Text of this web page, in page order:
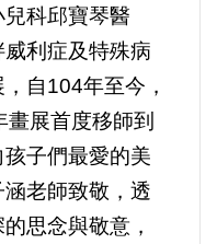
科邱寶琴醫
利症及特殊病
自104年至今，
展首度移師到
子們最愛的美
老師致敬，透
思念與敬意，